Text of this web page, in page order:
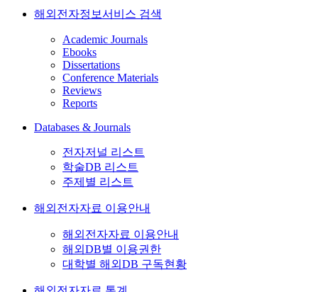
해외전자정보서비스 검색
Academic Journals
Ebooks
Dissertations
Conference Materials
Reviews
Reports
Databases & Journals
전자저널 리스트
학술DB 리스트
주제별 리스트
해외전자자료 이용안내
해외전자자료 이용안내
해외DB별 이용권한
대학별 해외DB 구독현황